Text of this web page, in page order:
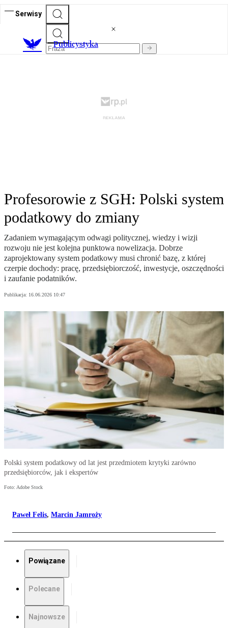
Serwisy
Publicystyka
Profesorowie z SGH: Polski system
podatkowy do zmiany
Zadaniem wymagającym odwagi politycznej, wiedzy i wizji
rozwoju nie jest kolejna punktowa nowelizacja. Dobrze
zaprojektowany system podatkowy musi chronić bazę, z której
czerpie dochody: pracę, przedsiębiorczość, inwestycje, oszczędności
i zaufanie podatników.
Publikacja: 16.06.2026 10:47
Polski system podatkowy od lat jest przedmiotem krytyki zarówno
przedsiębiorców, jak i ekspertów
Foto: Adobe Stock
Paweł Felis, Marcin Jamroży
Powiązane
Polecane
Najnowsze